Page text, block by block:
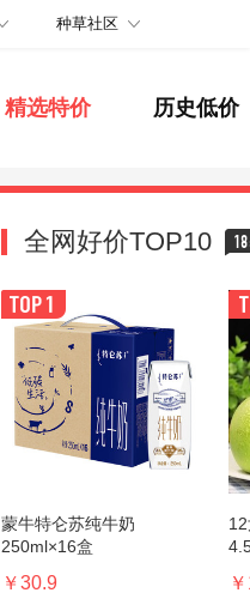
种草社区
精选特价 历史低价
全网好价TOP10
蒙牛特仑苏纯牛奶
250ml×16盒
￥30.9